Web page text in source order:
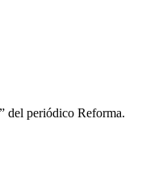
del periódico Reforma.